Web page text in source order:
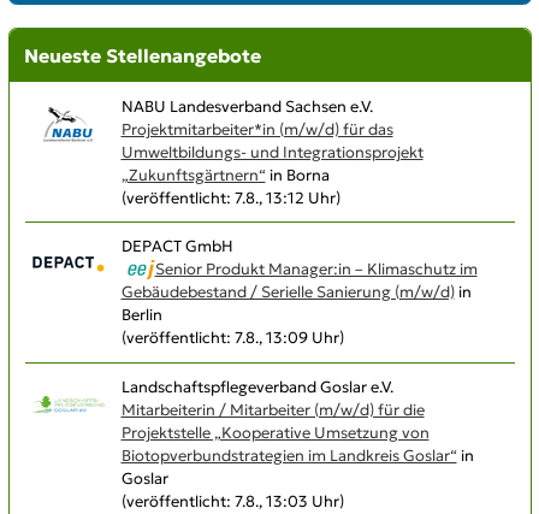
Neueste Stellenangebote
NABU Landesverband Sachsen e.V.
Projektmitarbeiter*in (m/w/d) für das
Umweltbildungs- und Integrationsprojekt
„Zukunftsgärtnern“in Borna
(veröffentlicht: 7.8., 13:12 Uhr)
DEPACT GmbH
Senior Produkt Manager:in – Klimaschutz im
Gebäudebestand / Serielle Sanierung (m/w/d)in
Berlin
(veröffentlicht: 7.8., 13:09 Uhr)
Landschaftspflegeverband Goslar e.V.
Mitarbeiterin / Mitarbeiter (m/w/d) für die
Projektstelle „Kooperative Umsetzung von
Biotopverbundstrategien im Landkreis Goslar“in
Goslar
(veröffentlicht: 7.8., 13:03 Uhr)